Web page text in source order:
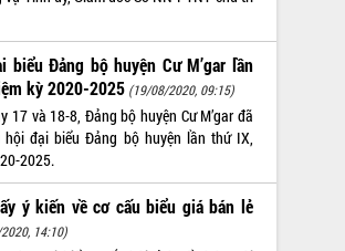
biểu Đảng bộ huyện Cư M’gar lần
kỳ 2020-2025 (19/08/2020, 09:15)
17 và 18-8, Đảng bộ huyện Cư M’gar đã
đại biểu Đảng bộ huyện lần thứ IX,
2025.
ý kiến về cơ cấu biểu giá bán lẻ
14:10)